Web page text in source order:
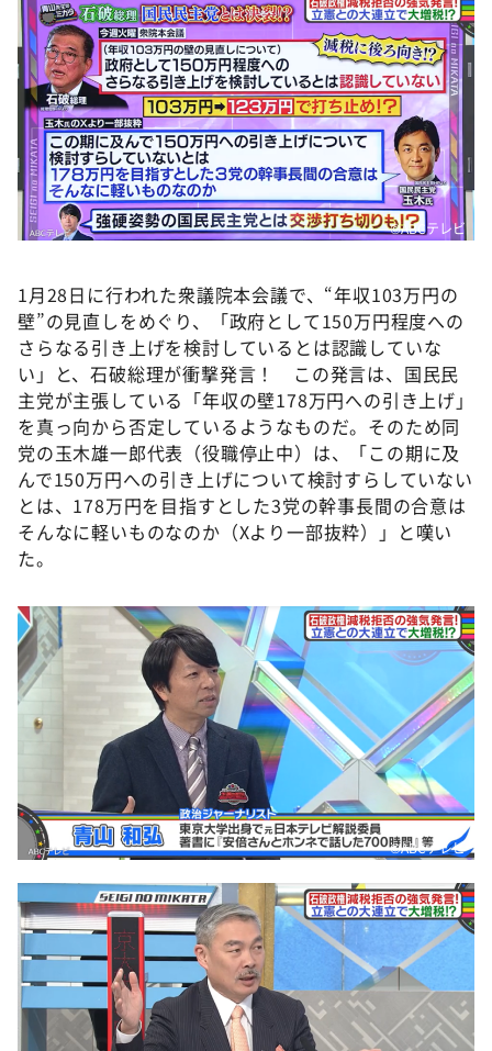
©ABCテレビ
1月28日に行われた衆議院本会議で、“年収103万円の
壁”の見直しをめぐり、「政府として150万円程度への
さらなる引き上げを検討しているとは認識していな
い」と、石破総理が衝撃発言！ この発言は、国民民
主党が主張している「年収の壁178万円への引き上げ」
を真っ向から否定しているようなものだ。そのため同
党の玉木雄一郎代表（役職停止中）は、「この期に及
んで150万円への引き上げについて検討すらしていない
とは、178万円を目指すとした3党の幹事長間の合意は
そんなに軽いものなのか（Xより一部抜粋）」と嘆い
た。
©ABCテレビ